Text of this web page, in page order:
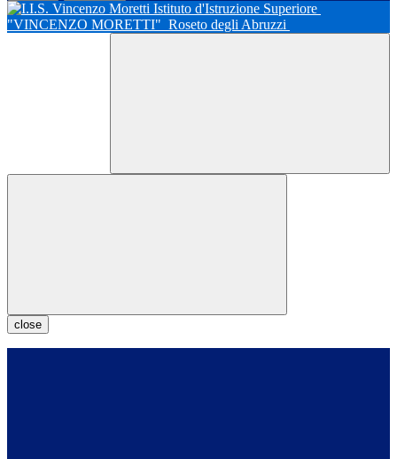
Istituto d'Istruzione Superiore
"VINCENZO MORETTI" Roseto degli Abruzzi
close